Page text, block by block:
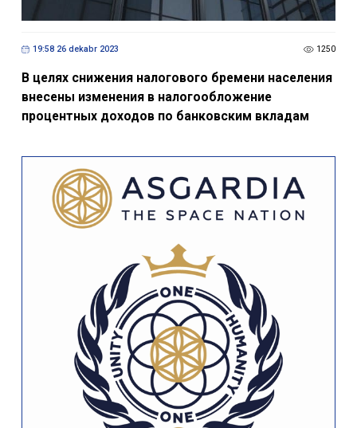
19:58 26 dekabr 2023 1250
В целях снижения налогового бремени населения
внесены изменения в налогообложение
процентных доходов по банковским вкладам